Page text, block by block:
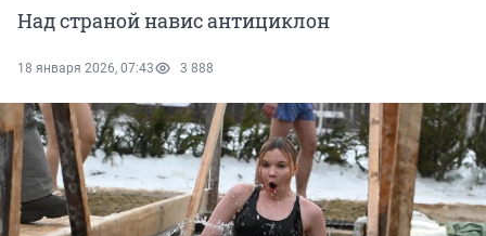
Над страной навис антициклон
18 января 2026, 07:43 3 888